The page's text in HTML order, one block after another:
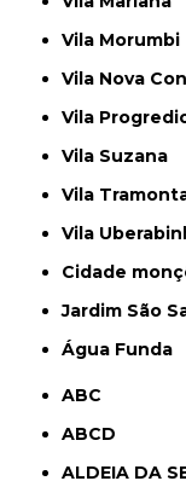
Vila Morumbi
Vila Nova
Vila
Vila Suzana
Vila
Vila
cidade
jardim São
Água Funda
ABC
ABCD
ALDEIA DA